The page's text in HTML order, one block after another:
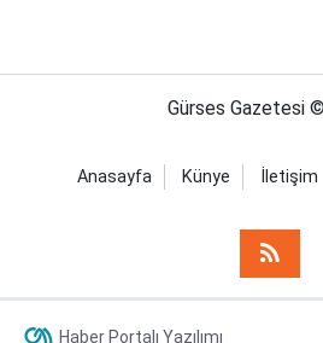
Gürses Gazetesi
Anasayfa Künye İletişim
Haber Portalı Yazılımı